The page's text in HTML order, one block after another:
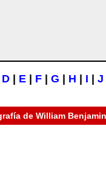
D E F G H I J
de William